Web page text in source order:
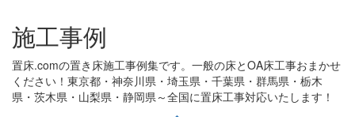
施工事例
置床.comの置き床施工事例集です。一般の床とOA床工事おまかせ
ください！東京都・神奈川県・埼玉県・千葉県・群馬県・栃木
県・茨木県・山梨県・静岡県～全国に置床工事対応いたします！